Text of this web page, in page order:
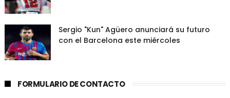
Sergio "Kun" Agüero anunciará su futuro
con el Barcelona este miércoles
FORMULARIO DE CONTACTO